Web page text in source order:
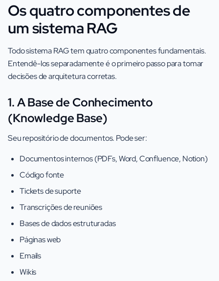
Os quatro componentes de
um sistema RAG
Todo sistema RAG tem quatro componentes fundamentais.
Entendê-los separadamente é o primeiro passo para tomar
decisões de arquitetura corretas.
1. A Base de Conhecimento
(Knowledge Base)
Seu repositório de documentos. Pode ser:
Documentos internos (PDFs, Word, Confluence, Notion)
Código fonte
Tickets de suporte
Transcrições de reuniões
Bases de dados estruturadas
Páginas web
Emails
Wikis